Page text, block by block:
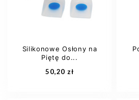
Dodaj do koszyka
Silikonowe Osłony na
Piętę do...
50,20 zł